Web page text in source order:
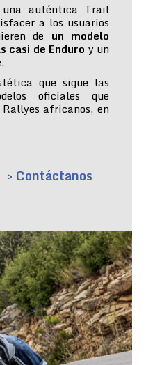
auténtica Trail
a los usuarios
de un modelo
casi de Enduro y un
que sigue las
oficiales que
africanos, en
> Contáctanos